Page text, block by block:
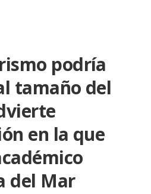
podría
tamaño del
en la que
del Mar